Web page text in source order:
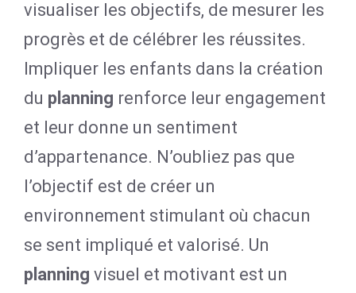
visualiser les objectifs, de mesurer les
progrès et de célébrer les réussites.
Impliquer les enfants dans la création
du planning renforce leur engagement
et leur donne un sentiment
d’appartenance. N’oubliez pas que
l’objectif est de créer un
environnement stimulant où chacun
se sent impliqué et valorisé. Un
planning visuel et motivant est un